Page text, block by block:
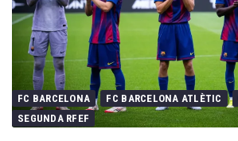
FC BARCELONA FC BARCELONA ATLÈTIC
SEGUNDA RFEF